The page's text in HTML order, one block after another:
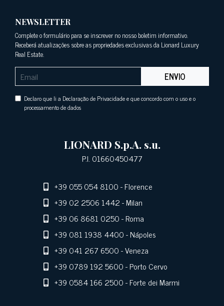
NEWSLETTER
Complete o formulário para se inscrever no nosso boletim informativo.
Receberá atualizações sobre as propriedades exclusivas da Lionard Luxury
Real Estate.
ENVIO
Declaro que li a Declaração de Privacidade e que concordo com o uso e o
processamento de dados
LIONARD S.p.A. s.u.
P.I. 01660450477
+39 055 054 8100- Florence
+39 02 2506 1442- Milan
+39 06 8681 0250- Roma
+39 081 1938 4400- Nápoles
+39 041 267 6500- Veneza
+39 0789 192 5600- Porto Cervo
+39 0584 166 2500- Forte dei Marmi